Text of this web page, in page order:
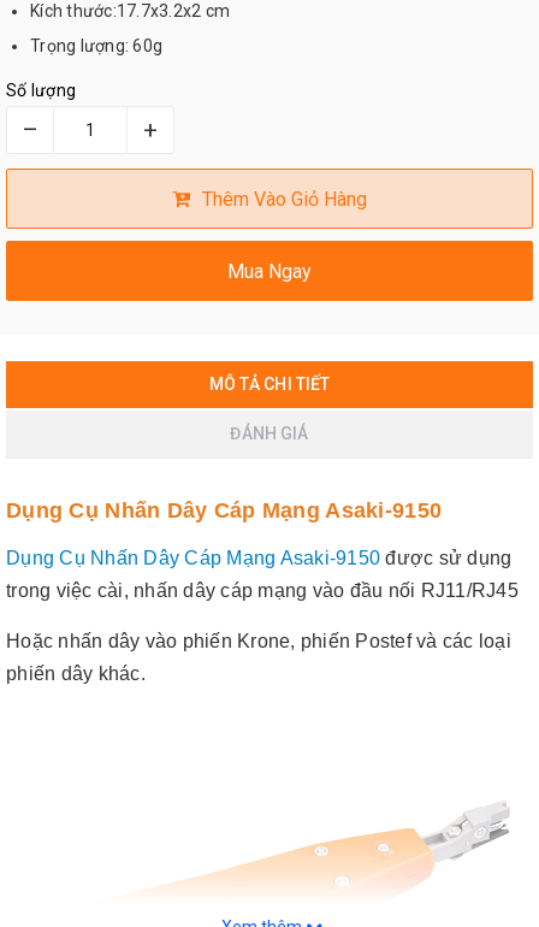
Kích thước:17.7x3.2x2 cm
Trọng lượng: 60g
Số lượng
– +
Thêm Vào Giỏ Hàng
Mua Ngay
MÔ TẢ CHI TIẾT
ĐÁNH GIÁ
Dụng Cụ Nhấn Dây Cáp Mạng Asaki-9150
Dụng Cụ Nhấn Dây Cáp Mạng Asaki-9150 được sử dụng
trong việc cài, nhấn dây cáp mạng vào đầu nối RJ11/RJ45
Hoặc nhấn dây vào phiến Krone, phiến Postef và các loại
phiến dây khác.